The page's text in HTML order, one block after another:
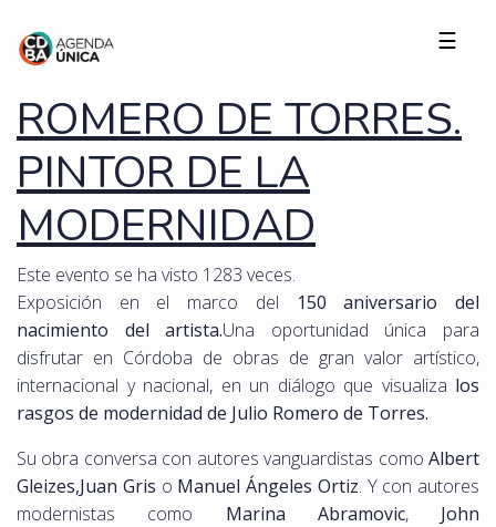
☰
ROMERO DE TORRES.
PINTOR DE LA
MODERNIDAD
Este evento se ha visto 1283 veces.
Exposición en el marco del
150 aniversario del
nacimiento del artista.Una oportunidad única para
disfrutar en Córdoba de obras de gran valor artístico,
internacional y nacional, en un diálogo que visualiza los
rasgos de modernidad de Julio Romero de Torres.
Su obra conversa con autores vanguardistas como Albert
Gleizes,Juan Gris o Manuel Ángeles Ortiz. Y con autores
modernistas como Marina Abramovic,John